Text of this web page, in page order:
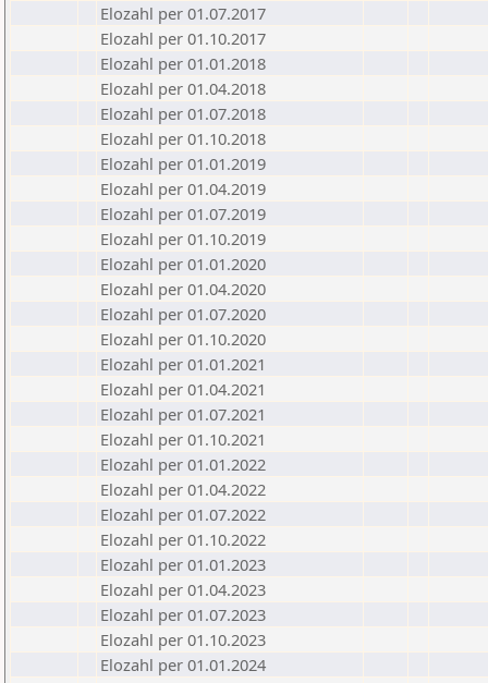
Elozahl per 01.07.2017
Elozahl per 01.10.2017
Elozahl per 01.01.2018
Elozahl per 01.04.2018
Elozahl per 01.07.2018
Elozahl per 01.10.2018
Elozahl per 01.01.2019
Elozahl per 01.04.2019
Elozahl per 01.07.2019
Elozahl per 01.10.2019
Elozahl per 01.01.2020
Elozahl per 01.04.2020
Elozahl per 01.07.2020
Elozahl per 01.10.2020
Elozahl per 01.01.2021
Elozahl per 01.04.2021
Elozahl per 01.07.2021
Elozahl per 01.10.2021
Elozahl per 01.01.2022
Elozahl per 01.04.2022
Elozahl per 01.07.2022
Elozahl per 01.10.2022
Elozahl per 01.01.2023
Elozahl per 01.04.2023
Elozahl per 01.07.2023
Elozahl per 01.10.2023
Elozahl per 01.01.2024